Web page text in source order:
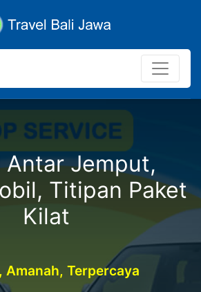
Antar Jemput,
Titipan Paket
Kilat
Amanah, Terpercaya